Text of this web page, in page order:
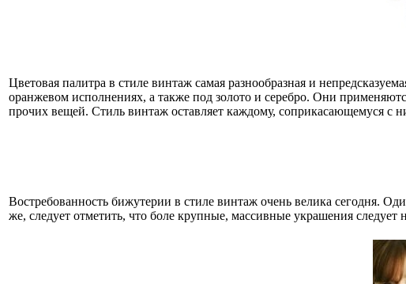
Цветовая палитра в стиле винтаж самая разнообразная и
оранжевом исполнениях, а также под золото и серебро. Они
прочих вещей. Стиль винтаж оставляет каждому, соприкасающемуся с
Востребованность бижутерии в стиле винтаж очень велика сегодня.
же, следует отметить, что боле крупные, массивные украшения